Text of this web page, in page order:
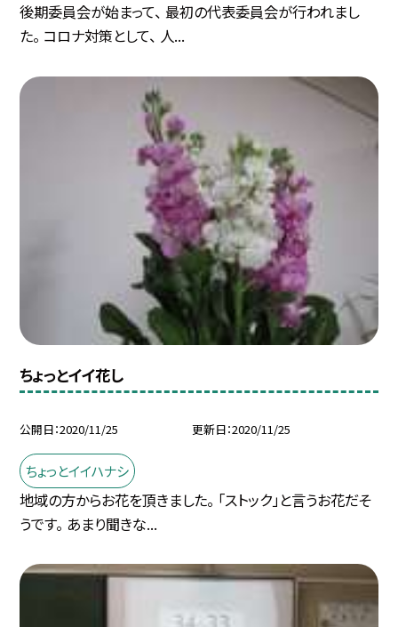
後期委員会が始まって、 最初の代表委員会が行われまし
た。 コロナ対策として、 人...
ちょっとイイ花し
公開日 2020/11/25 更新日 2020/11/25
ちょっとイイハナシ
地域の方からお花を頂きました。 「ストック」と言うお花だそ
うです。 あまり聞きな...